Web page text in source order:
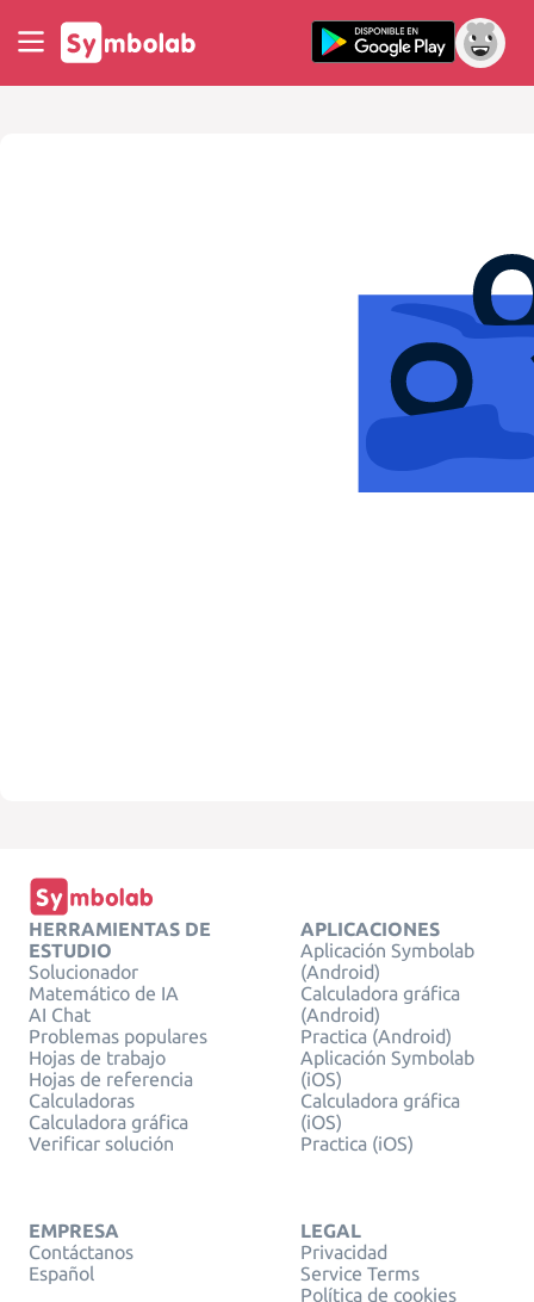
HERRAMIENTAS DE
ESTUDIO
Solucionador
Matemático de IA
AI Chat
Problemas populares
Hojas de trabajo
Hojas de referencia
Calculadoras
Calculadora gráfica
Verificar solución
APLICACIONES
Aplicación Symbolab
(Android)
Calculadora gráfica
(Android)
Practica (Android)
Aplicación Symbolab
(iOS)
Calculadora gráfica
(iOS)
Practica (iOS)
EMPRESA
Contáctanos
Español
LEGAL
Privacidad
Service Terms
Política de cookies